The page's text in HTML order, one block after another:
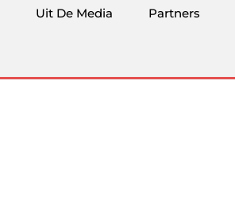
Uit De Media Partners